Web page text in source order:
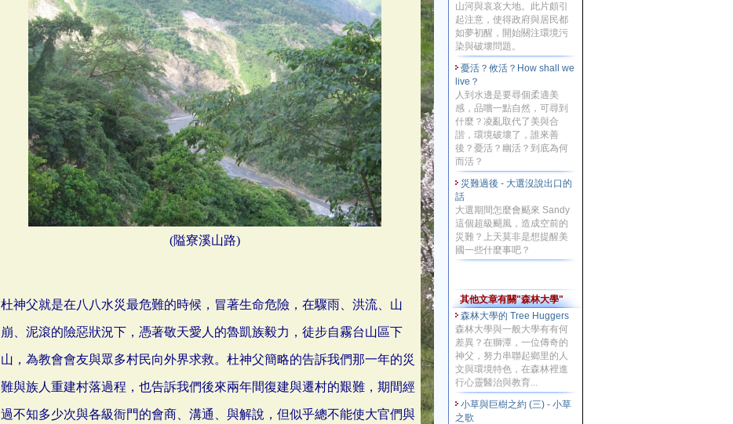
(隘寮溪山路)
杜神父就是在八八水災最危難的時候，冒著生命危險，在驟雨、洪流、山
崩、泥滾的險惡狀況下，憑著敬天愛人的魯凱族毅力，徒步自霧台山區下
山，為教會會友與眾多村民向外界求救。杜神父簡略的告訴我們那一年的災
難與族人重建村落過程，也告訴我們後來兩年間復建與遷村的艱難，期間經
過不知多少次與各級衙門的會商、溝通、與解說，但似乎總不能使大官們與
山河與哀哀大地。此片頗引
起注意，使得政府與居民都
如夢初醒，開始關注環境污
染與破壞問題。
憂活？攸活？How shall we
live？
人到水邊是要尋個柔適美
感，品嚐一點自然，可尋到
什麼？凌亂取代了美與合
諧，環境破壞了，誰來善
後？憂活？幽活？到底為何
而活？
災難過後 - 大選沒說出口的
話
大選期間怎麼會颳來 Sandy
這個超級颶風，造成空前的
災難？上天莫非是想提醒美
國一些什麼事吧？
其他文章有關"森林大學"
森林大學的 Tree Huggers
森林大學與一般大學有有何
差異？在獅潭，一位傳奇的
神父，努力串聯起鄉里的人
文與環境特色，在森林裡進
行心靈醫治與教育...
小草與巨樹之約 (三) - 小草
之歌